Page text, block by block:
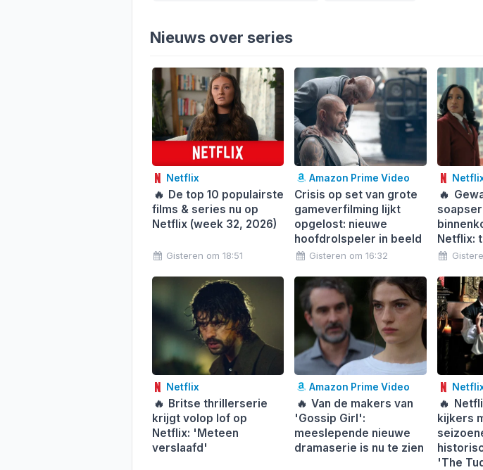
Nieuws over series
Netflix
🔥 De top 10 populairste
films & series nu op
Netflix (week 32, 2026)
Gisteren om 18:51
Amazon Prime Video
Crisis op set van grote
gameverfilming lijkt
opgelost: nieuwe
hoofdrolspeler in beeld
Gisteren om 16:32
🔥
Netflix:
Netflix
🔥 Britse thrillerserie
krijgt volop lof op
Netflix: 'Meteen
verslaafd'
Amazon Prime Video
🔥 Van de makers van
'Gossip Girl':
meeslepende nieuwe
dramaserie is nu te zien
🔥
kijkers
'The